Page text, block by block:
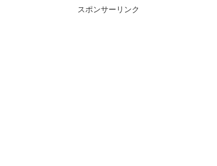
スポンサーリンク